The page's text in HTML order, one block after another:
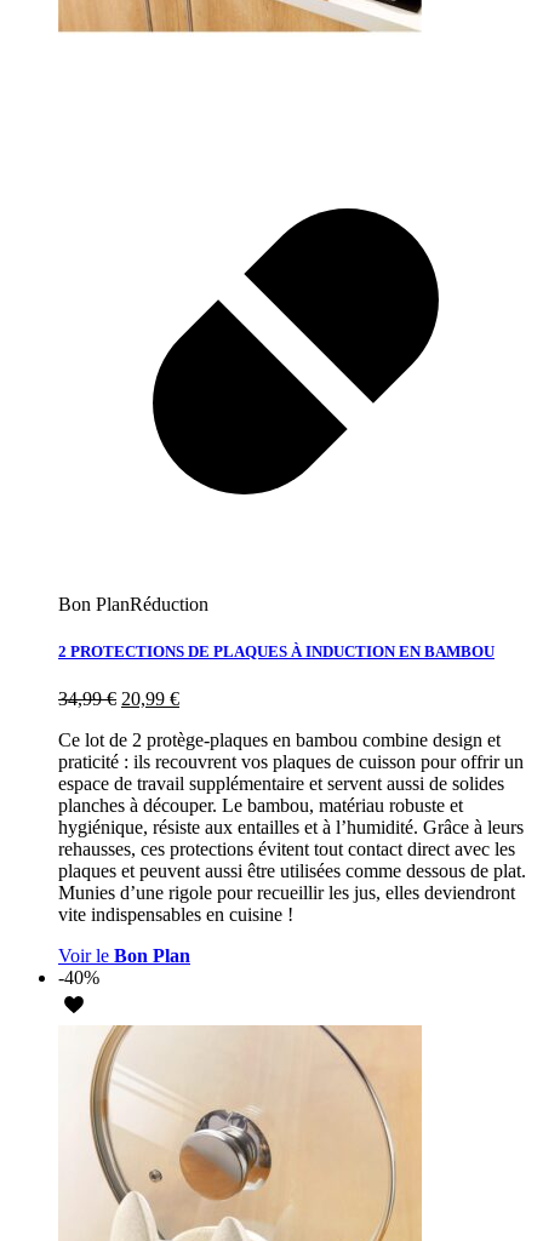
Bon PlanRéduction
2 PROTECTIONS DE PLAQUES À INDUCTION EN BAMBOU
34,99€ 20,99 €
Ce lot de 2 protège-plaques en bambou combine design et
praticité : ils recouvrent vos plaques de cuisson pour offrir un
espace de travail supplémentaire et servent aussi de solides
planches à découper. Le bambou, matériau robuste et
hygiénique, résiste aux entailles et à l’humidité. Grâce à leurs
rehausses, ces protections évitent tout contact direct avec les
plaques et peuvent aussi être utilisées comme dessous de plat.
Munies d’une rigole pour recueillir les jus, elles deviendront
vite indispensables en cuisine !
Voir le Bon Plan
-40%